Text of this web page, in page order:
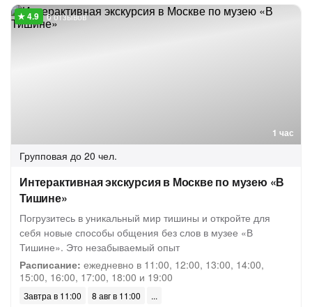
1 час
6 отзывов
Групповая до 20 чел.
Интерактивная экскурсия в Москве по музею «В
Тишине»
Погрузитесь в уникальный мир тишины и откройте для
себя новые способы общения без слов в музее «В
Тишине». Это незабываемый опыт
Расписание: ежедневно в 11:00, 12:00, 13:00, 14:00,
15:00, 16:00, 17:00, 18:00 и 19:00
Завтра в 11:00 8 авг в 11:00